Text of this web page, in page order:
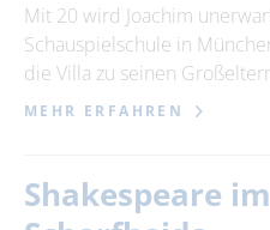
Mit 20 wird Joachim
Schauspielschule in
die Villa zu seinen
MEHR ERFAHREN
Shakespeare